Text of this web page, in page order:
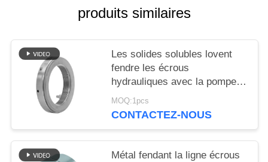
POLITIQUE
DE
CONFIDENTIALITÉ
produits similaires
Les solides solubles lovent
fendre les écrous
hydrauliques avec la pompe à
haute pression de graisse
MOQ:1pcs
CONTACTEZ-NOUS
Métal fendant la ligne écrous